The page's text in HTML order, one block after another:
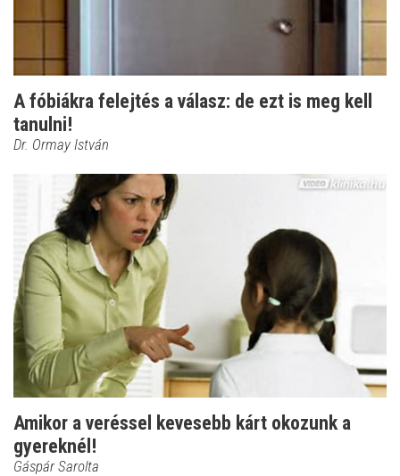
A fóbiákra felejtés a válasz: de ezt is meg kell
tanulni!
Dr. Ormay István
Amikor a veréssel kevesebb kárt okozunk a
gyereknél!
Gáspár Sarolta